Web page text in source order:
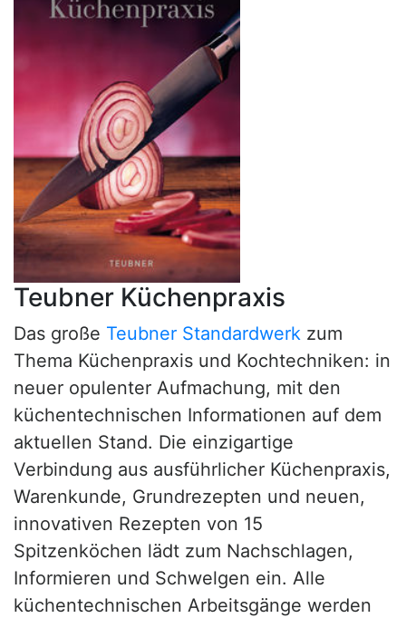
Teubner Küchenpraxis
Das große Teubner Standardwerk zum
Thema Küchenpraxis und Kochtechniken: in
neuer opulenter Aufmachung, mit den
küchentechnischen Informationen auf dem
aktuellen Stand. Die einzigartige
Verbindung aus ausführlicher Küchenpraxis,
Warenkunde, Grundrezepten und neuen,
innovativen Rezepten von 15
Spitzenköchen lädt zum Nachschlagen,
Informieren und Schwelgen ein. Alle
küchentechnischen Arbeitsgänge werden